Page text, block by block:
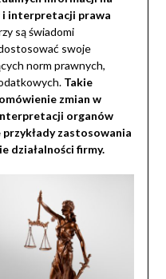
i interpretacji prawa
są świadomi
swoje
norm prawnych,
Takie
zmian w
organów
zastosowania
działalności firmy.